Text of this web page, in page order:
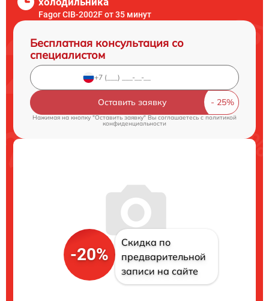
Fagor CIB-2002F от 35 минут
Бесплатная консультация со
специалистом
Оставить заявку
Нажимая на кнопку "Оставить заявку" Вы соглашаетесь cполитикой
конфиденциальности
-20%
Скидка по
предварительной
записи на сайте